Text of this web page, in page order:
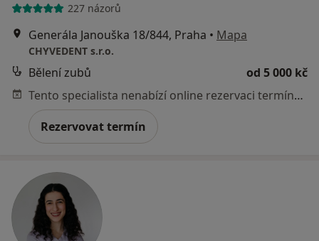
227 názorů
Generála Janouška 18/844, Praha • Mapa
CHYVEDENT s.r.o.
Bělení zubů
od 5 000 kč
Tento specialista nenabízí online rezervaci termínu na této adrese.
Rezervovat termín